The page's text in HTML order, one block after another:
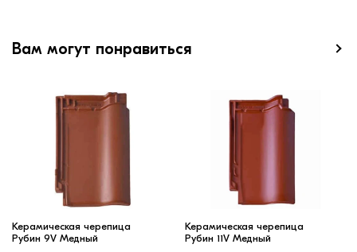
Вам могут понравиться
Керамическая черепица
Рубин 9V Медный
Керамическая черепица
Рубин 11V Медный